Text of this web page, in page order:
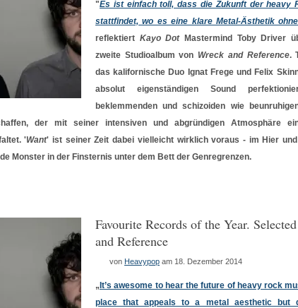
"Es ist einfach toll, dass die Zukunft der heavy
stattfindet, wo es eine klare Metal-Ästhetik
reflektiert Kayo DotMastermind Toby Driver
zweite Studioalbum von Wreck and Reference.
das kalifornische Duo Ignat Frege und Felix
absolut eigenständigen Sound
beklemmenden und schizoiden wie
der mit seiner intensiven und abgründigen Atmosphäre
'Want' ist seiner Zeit dabei vielleicht wirklich voraus - im Hier
Monster in der Finsternis unter dem Bett der Genregrenzen.
Favourite Records of the Year.
and Reference
von Heavypop am 18. Dezember 2014
„ It’s awesome to hear the future of heavy rock
place that appeals to a metal aesthetic but